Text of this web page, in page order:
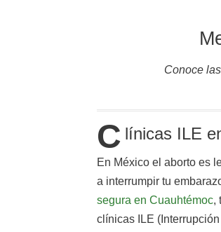
Conoce
C línicas ILE
En México el aborto es
a interrumpir tu
segura en Cuauhtémoc,
clínicas ILE